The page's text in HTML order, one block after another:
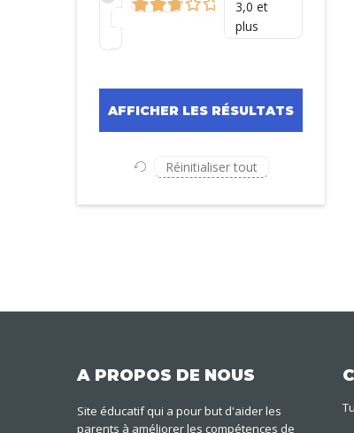
3,0 et
plus
Réinitialiser tout
A PROPOS DE NOUS
Site éducatif qui a pour but d'aider les
parents à améliorer les compétences de